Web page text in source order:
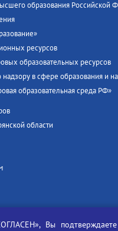
образования Российской
ресурсов
образовательных ресурсов
в сфере образования и
образовательная среда РФ»
области
услугВы